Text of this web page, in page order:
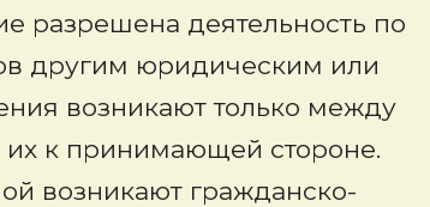
разрешена деятельность по
другим юридическим или
возникают только между
к принимающей стороне.
возникают гражданско-